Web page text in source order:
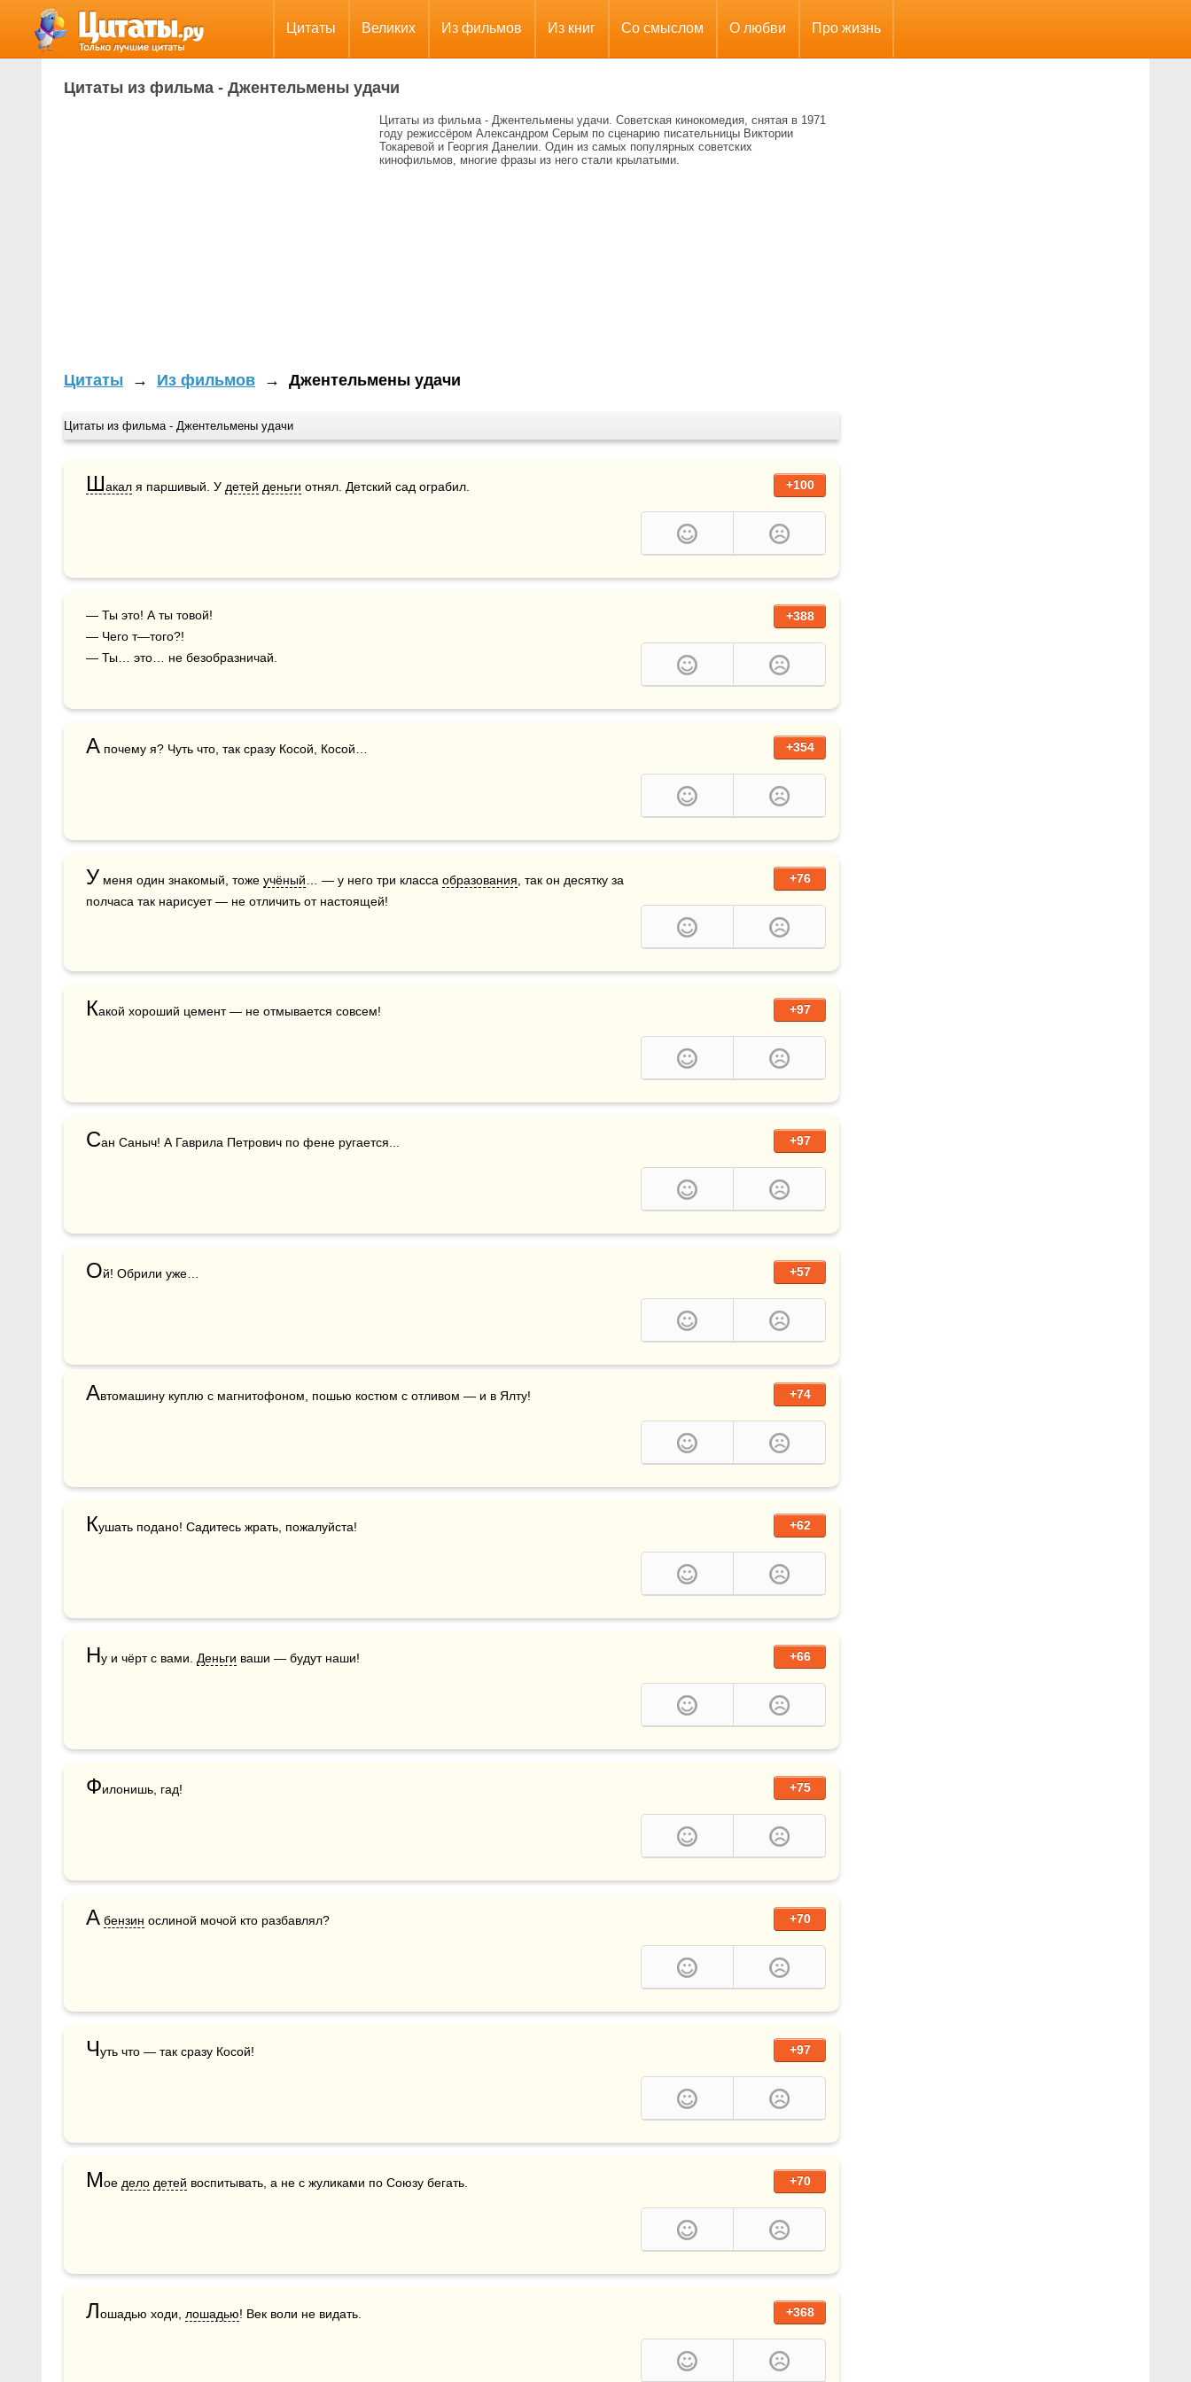
Цитаты Великих Из фильмов Из книг Со смыслом О любви Про жизнь
Цитаты из фильма - Джентельмены удачи
Цитаты из фильма - Джентельмены удачи. Советская кинокомедия, снятая в 1971
году режиссёром Александром Серым по сценарию писательницы Виктории
Токаревой и Георгия Данелии. Один из самых популярных советских
кинофильмов, многие фразы из него стали крылатыми.
Цитаты → Из фильмов → Джентельмены удачи
Цитаты из фильма - Джентельмены удачи
+100
Шакал я паршивый. У детей деньги отнял. Детский сад ограбил.
+388
— Ты это! А ты товой!
— Чего т—того?!
— Ты… это… не безобразничай.
+354
А почему я? Чуть что, так сразу Косой, Косой…
+76
У меня один знакомый, тоже учёный … — у него три класса образования , так он десятку за
полчаса так нарисует — не отличить от настоящей!
+97
Какой хороший цемент — не отмывается совсем!
+97
Сан Саныч! А Гаврила Петрович по фене ругается...
+57
Ой! Обрили уже…
+74
Автомашину куплю с магнитофоном, пошью костюм с отливом — и в Ялту!
+62
Кушать подано! Садитесь жрать, пожалуйста!
+66
Ну и чёрт с вами. Деньги ваши — будут наши!
+75
Филонишь, гад!
+70
А бензин ослиной мочой кто разбавлял?
+97
Чуть что — так сразу Косой!
+70
Мое дело детей воспитывать, а не с жуликами по Союзу бегать.
+368
Лошадью ходи, лошадью! Век воли не видать.